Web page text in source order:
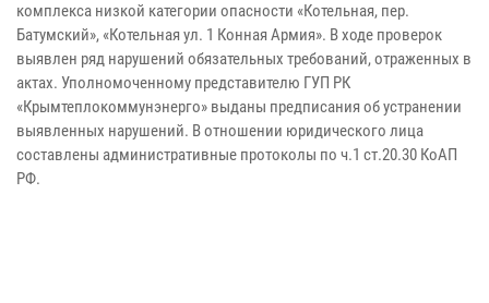
комплекса низкой категории опасности «Котельная, пер.
Батумский», «Котельная ул. 1 Конная Армия». В ходе проверок
выявлен ряд нарушений обязательных требований, отраженных в
актах. Уполномоченному представителю ГУП РК
«Крымтеплокоммунэнерго» выданы предписания об устранении
выявленных нарушений. В отношении юридического лица
составлены административные протоколы по ч.1 ст.20.30 КоАП
РФ.